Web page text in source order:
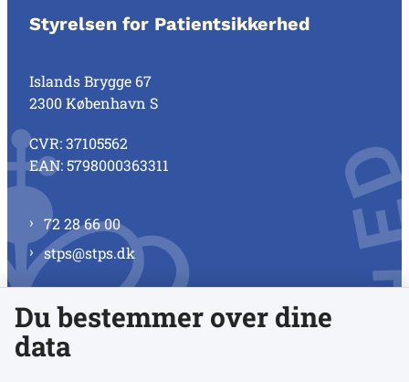
Styrelsen for Patientsikkerhed
Islands Brygge 67
2300 København S
CVR: 37105562
EAN: 5798000363311
72 28 66 00
stps@stps.dk
Se alle kontaktnumre
Du bestemmer over dine
data